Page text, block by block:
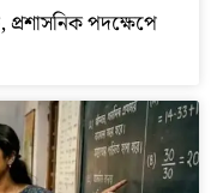
পদক্ষেপে